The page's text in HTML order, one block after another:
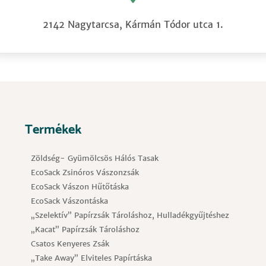
2142 Nagytarcsa, Kármán Tódor utca 1.
Termékek
Zöldség- Gyümölcsös Hálós Tasak
EcoSack Zsinóros Vászonzsák
EcoSack Vászon Hűtőtáska
EcoSack Vászontáska
„Szelektív” Papírzsák Tároláshoz, Hulladékgyűjtéshez
„Kacat” Papírzsák Tároláshoz
Csatos Kenyeres Zsák
„Take Away” Elviteles Papírtáska